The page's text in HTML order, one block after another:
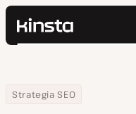
Kinsta®
Prezzi
Cerca
Home
Centro Risorse
Blog
Strategia SEO
Come l’hosting influisce